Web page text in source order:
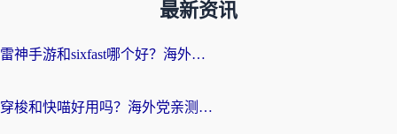
最新资讯
雷神手游和sixfast哪个好？海外党亲测3款回国加速器，教你选对不踩坑
穿梭和快喵好用吗？海外党亲测：小众加速器对比+番茄加速器深度体验